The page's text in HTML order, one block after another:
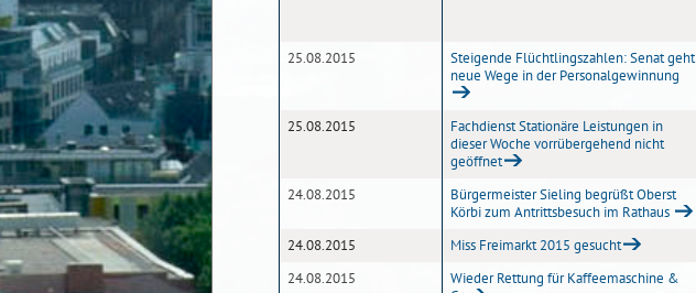
25.08.2015
Steigende Flüchtlingszahlen: Senat geht
neue Wege in der Personalgewinnung
25.08.2015
Fachdienst Stationäre Leistungen in
dieser Woche vorrübergehend nicht
geöffnet
24.08.2015
Bürgermeister Sieling begrüßt Oberst
Körbi zum Antrittsbesuch im Rathaus
24.08.2015 Miss Freimarkt 2015 gesucht
24.08.2015
Wieder Rettung für Kaffeemaschine &